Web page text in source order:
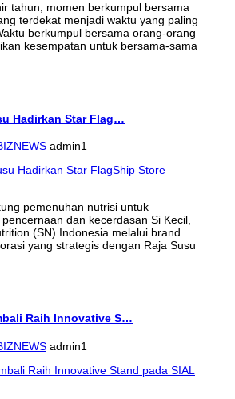
tahun, momen berkumpul bersama
terdekat menjadi waktu yang paling
berkumpul bersama orang-orang
kesempatan untuk bersama-sama
Hadirkan Star Flag…
admin1
pemenuhan nutrisi untuk
dan kecerdasan Si Kecil,
(SN) Indonesia melalui brand
yang strategis dengan Raja Susu
Raih Innovative S…
admin1